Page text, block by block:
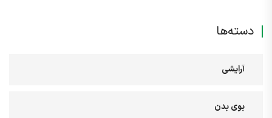
دسته‌ها
آرایشی
بوی بدن